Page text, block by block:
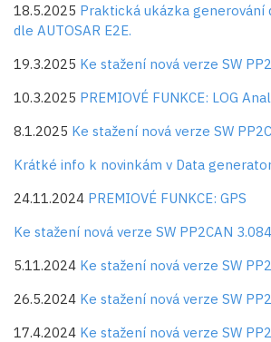
18.5.2025 Praktická ukázka generování
dle AUTOSAR E2E.
19.3.2025 Ke stažení nová verze SW
10.3.2025 PREMIOVÉ FUNKCE: LOG
8.1.2025 Ke stažení nová verze SW
Krátké info k novinkám v Data
24.11.2024 PREMIOVÉ FUNKCE: GPS
Ke stažení nová verze SW PP2CAN
5.11.2024 Ke stažení nová verze SW
26.5.2024 Ke stažení nová verze SW
17.4.2024 Ke stažení nová verze SW